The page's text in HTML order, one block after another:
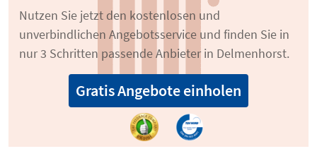
Nutzen Sie jetzt den kostenlosen und
unverbindlichen Angebotsservice und finden Sie in
nur 3 Schritten passende Anbieter in Delmenhorst.
Gratis Angebote einholen